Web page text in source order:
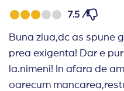
aplicatie ca booking sa
7.5 /
Buna ziua,dc as spune
prea exigenta! Dar e purul
la.nimeni! In afara de
oarecum